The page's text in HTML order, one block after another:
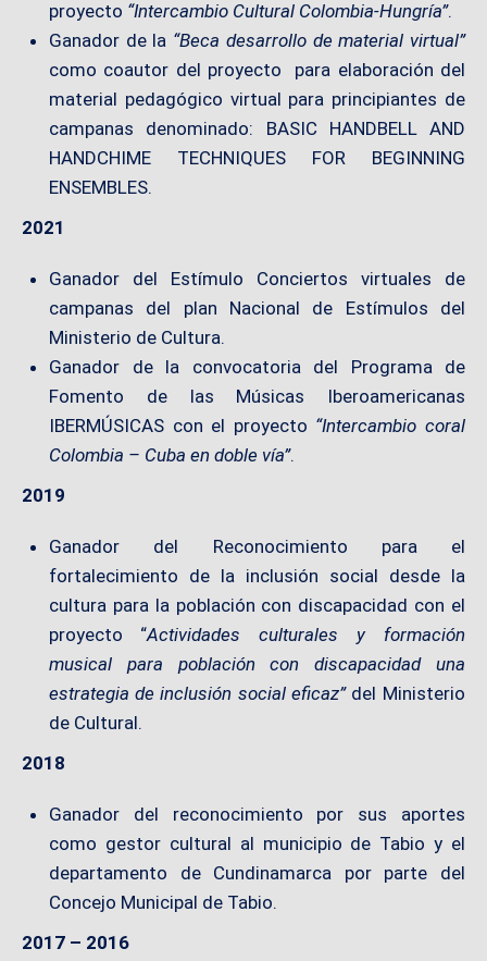
proyecto “Intercambio Cultural Colombia-Hungría”.
Ganador de la “Beca desarrollo de material virtual”
como coautor del proyecto para elaboración del
material pedagógico virtual para principiantes de
campanas denominado: BASIC HANDBELL AND
HANDCHIME TECHNIQUES FOR BEGINNING
ENSEMBLES.
2021
Ganador del Estímulo Conciertos virtuales de
campanas del plan Nacional de Estímulos del
Ministerio de Cultura.
Ganador de la convocatoria del Programa de
Fomento de las Músicas Iberoamericanas
IBERMÚSICAS con el proyecto “Intercambio coral
Colombia – Cuba en doble vía”.
2019
Ganador del Reconocimiento para el
fortalecimiento de la inclusión social desde la
cultura para la población con discapacidad con el
proyecto “Actividades culturales y formación
musical para población con discapacidad una
estrategia de inclusión social eficaz” del Ministerio
de Cultural.
2018
Ganador del reconocimiento por sus aportes
como gestor cultural al municipio de Tabio y el
departamento de Cundinamarca por parte del
Concejo Municipal de Tabio.
2017 – 2016